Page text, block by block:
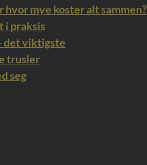
mye koster alt sammen?
i praksis
det viktigste
trusler
seg